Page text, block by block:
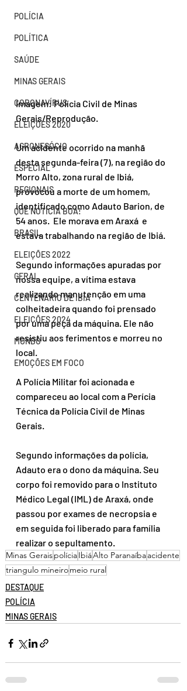
POLÍCIA
POLÍTICA
SAÚDE
MINAS GERAIS
CORONAVÍRUS
ELEIÇÕES 2020
AGRONEGÓCIO
ESPECIAL
REGIONAIS
QUE NOTÍCIA BOA!
BRASIL
ELEIÇÕES 2022
GERAL
CENTENÁRIO DE IBIÁ
ELEIÇÕES 2024
MUNDO
EMOÇÕES EM FOCO
Imagem: Polícia Civil de Minas
Gerais/Reprodução.
Um acidente ocorrido na manhã
desta segunda-feira (7), na região do
Morro Alto, zona rural de Ibiá,
provocou a morte de um homem,
identificado como Adauto Barion, de
54 anos.  Ele morava em Araxá  e
estava trabalhando na região de Ibiá.
Segundo informações apuradas por
nossa equipe, a vítima estava
realizando manutenção em uma
colheitadeira quando foi prensado
por uma peça da máquina. Ele não
resistiu aos ferimentos e morreu no
local.
A Polícia Militar foi acionada e
compareceu ao local com a Perícia
Técnica da Polícia Civil de Minas
Gerais.
Segundo informações da polícia,
Adauto era o dono da máquina. Seu
corpo foi removido para o Instituto
Médico Legal (IML) de Araxá, onde
passou por exames de necropsia e
em seguida foi liberado para família
realizar o sepultamento.
Minas GeraispolíciaIbiáAlto Paranaíbaacidente
triangulo mineiromeio rural
DESTAQUE
POLÍCIA
MINAS GERAIS